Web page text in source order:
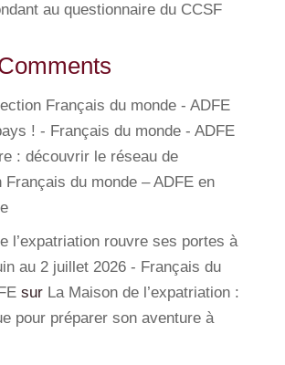
au questionnaire du CCSF
Français du monde - ADFE
! - Français du monde - ADFE
: découvrir le réseau de
Français du monde – ADFE en
l’expatriation rouvre ses portes à
au 2 juillet 2026 - Français du
sur La Maison de l’expatriation :
pour préparer son aventure à